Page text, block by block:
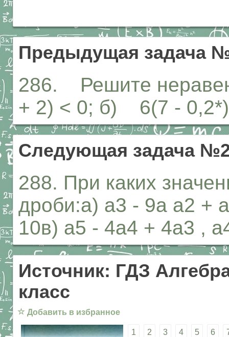
Предыдущая задача
286. Решите
+ 2) < 0; б) 6(7 -
Следующая задача
288. При каких
дроби:а) а3 - 9а а2 +
10в) а5 - 4а4 + 4а3 ,
Источник: ГДЗ
класс
☆ Добавить в избранное
1 2 3 4 5 6